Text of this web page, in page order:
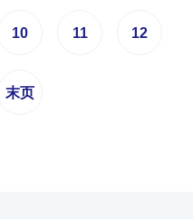
10 11 12
末页